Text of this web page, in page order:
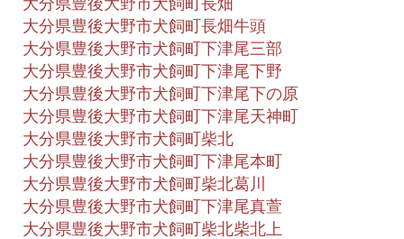
大分県豊後大野市犬飼町長畑牛頭
大分県豊後大野市犬飼町下津尾三部
大分県豊後大野市犬飼町下津尾下野
大分県豊後大野市犬飼町下津尾下の原
大分県豊後大野市犬飼町下津尾天神町
大分県豊後大野市犬飼町柴北
大分県豊後大野市犬飼町下津尾本町
大分県豊後大野市犬飼町柴北葛川
大分県豊後大野市犬飼町下津尾真萱
大分県豊後大野市犬飼町柴北柴北上